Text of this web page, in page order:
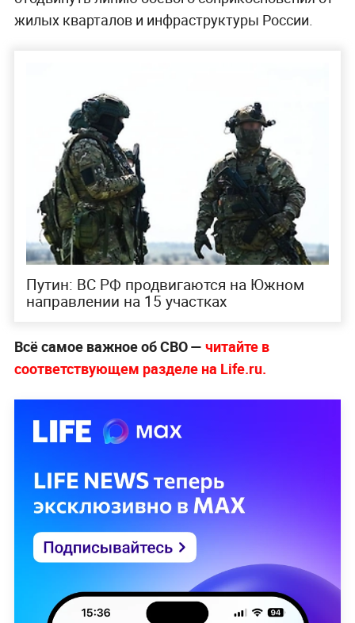
жилых кварталов и инфраструктуры России.
Путин: ВС РФ продвигаются на Южном
направлении на 15 участках
Всё самое важное об СВО — читайте в
соответствующем разделе на Life.ru.